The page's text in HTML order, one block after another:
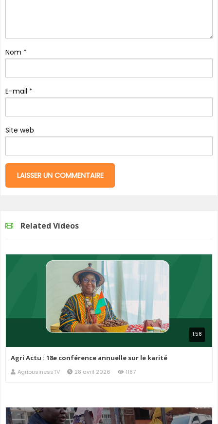
Nom *
E-mail *
Site web
Related Videos
1:58
Agri Actu : 18e conférence annuelle sur le karité
AgribusinessTV 28 avril 2026 1187